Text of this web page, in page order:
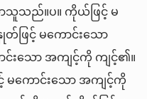
ာသူသည်။ပ။ ကိုယ်ဖြင့် မ
ဖြင့် မကောင်းသော
းသော အကျင့်ကို ကျင့်၏။
ကောင်းသော အကျင့်ကို